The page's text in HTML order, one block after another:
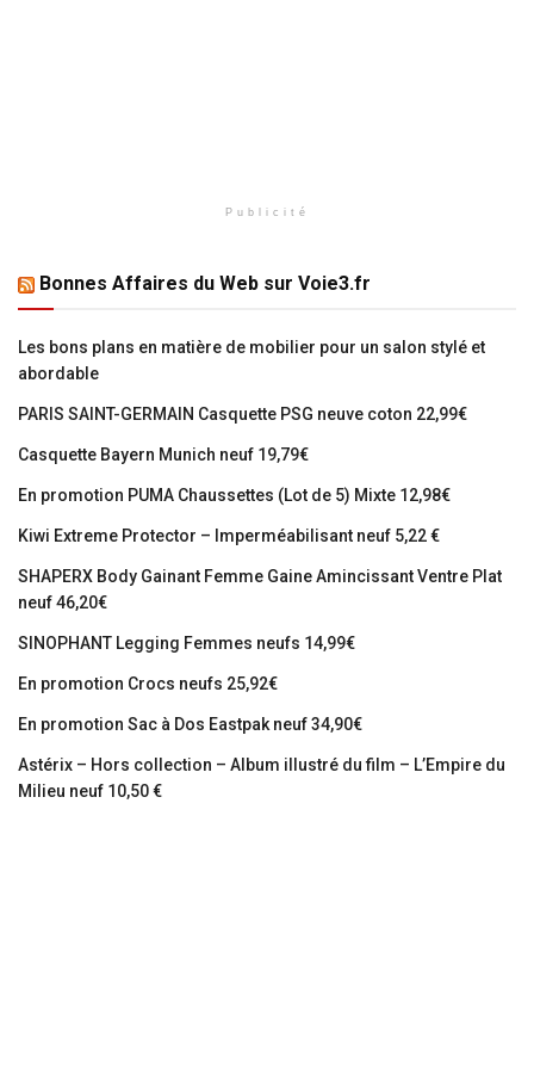
Publicité
Bonnes Affaires du Web sur Voie3.fr
Les bons plans en matière de mobilier pour un salon stylé et
abordable
PARIS SAINT-GERMAIN Casquette PSG neuve coton 22,99€
Casquette Bayern Munich neuf 19,79€
En promotion PUMA Chaussettes (Lot de 5) Mixte 12,98€
Kiwi Extreme Protector – Imperméabilisant neuf 5,22 €
SHAPERX Body Gainant Femme Gaine Amincissant Ventre Plat
neuf 46,20€
SINOPHANT Legging Femmes neufs 14,99€
En promotion Crocs neufs 25,92€
En promotion Sac à Dos Eastpak neuf 34,90€
Astérix – Hors collection – Album illustré du film – L’Empire du
Milieu neuf 10,50 €